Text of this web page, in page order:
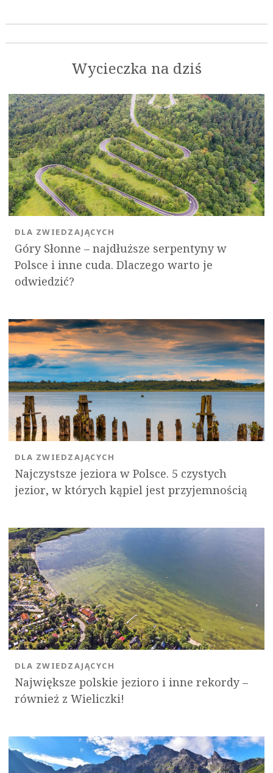
Wycieczka na dziś
Góry Słonne – najdłuższe serpentyny w
Polsce i inne cuda. Dlaczego warto je
odwiedzić?
DLA ZWIEDZAJĄCYCH
Najczystsze jeziora w Polsce. 5 czystych
jezior, w których kąpiel jest przyjemnością
DLA ZWIEDZAJĄCYCH
Największe polskie jezioro i inne rekordy –
również z Wieliczki!
DLA ZWIEDZAJĄCYCH